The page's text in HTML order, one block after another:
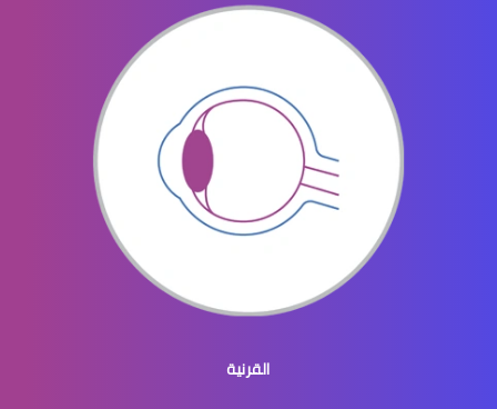
عيون الاطفال المنتفخه
عيون الاطفال المنغوليين
القرنية